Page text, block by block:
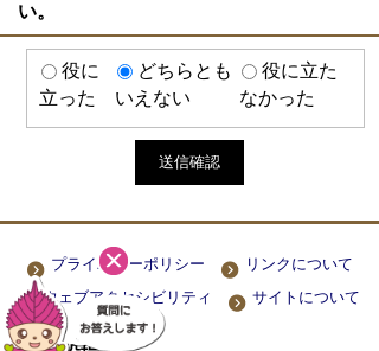
い。
役に
立った
どちらとも
いえない
役に立た
なかった
プライバシーポリシー
リンクについて
ウェブアクセシビリティ
サイトについて